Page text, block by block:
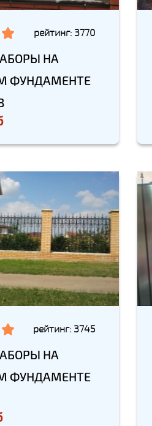
рейтинг: 3770
НА
ФУНДАМЕНТЕ
рейтинг: 3745
НА
ФУНДАМЕНТЕ